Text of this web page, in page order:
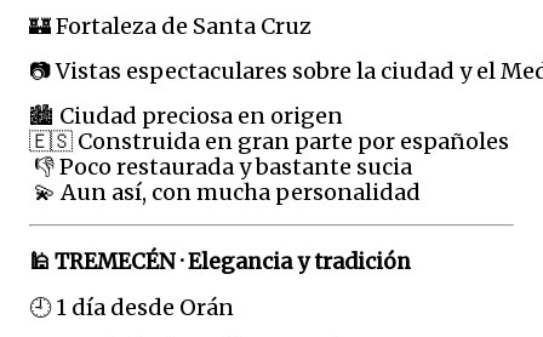
🏰 Fortaleza de Santa Cruz
📷 Vistas espectaculares sobre la ciudad y el
🏙️ Ciudad preciosa en origen
🇪🇸 Construida en gran parte por españoles
👎 Poco restaurada y bastante sucia
💫 Aun así, con mucha personalidad
🕌 TREMECÉN · Elegancia y tradición
🕘 1 día desde Orán